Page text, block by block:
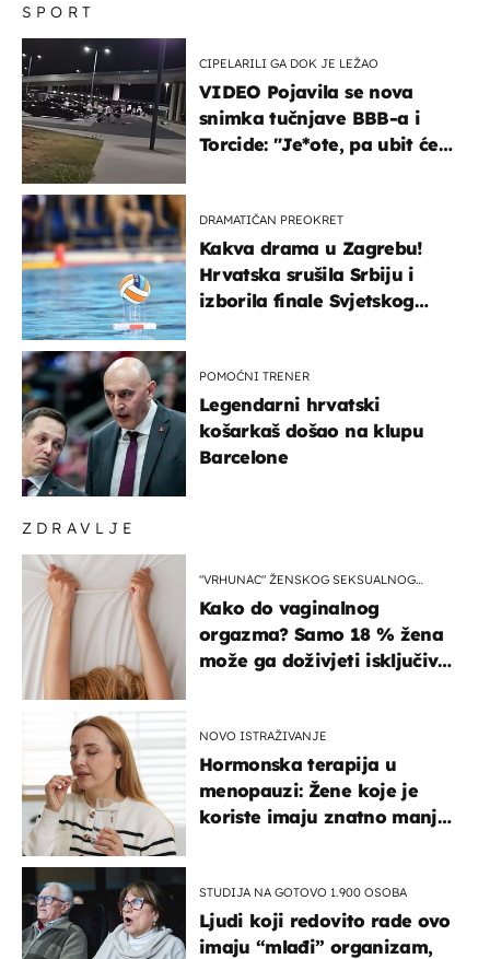
ZDRAVLJE
"VRHUNAC" ŽENSKOG SEKSUALNOG
Kako do vaginalnog
orgazma? Samo 18 % žena
može ga doživjeti isključivo
NOVO ISTRAŽIVANJE
Hormonska terapija u
menopauzi: Žene koje je
koriste imaju znatno manji
STUDIJA NA GOTOVO 1.900 OSOBA
Ljudi koji redovito rade ovo
imaju “mlađi” organizam,
SPORT
CIPELARILI GA DOK JE LEŽAO
VIDEO Pojavila se nova
snimka tučnjave BBB-a i
Torcide: "Je*ote, pa ubit će
DRAMATIČAN PREOKRET
Kakva drama u Zagrebu!
Hrvatska srušila Srbiju i
izborila finale Svjetskog
POMOĆNI TRENER
Legendarni hrvatski
košarkaš došao na klupu
Barcelone